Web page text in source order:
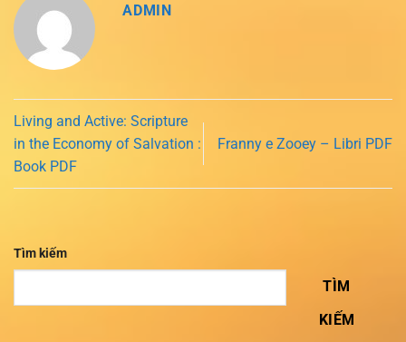
ADMIN
Living and Active: Scripture
in the Economy of Salvation :
Book PDF
Franny e Zooey – Libri PDF
Tìm kiếm
TÌM
KIẾM